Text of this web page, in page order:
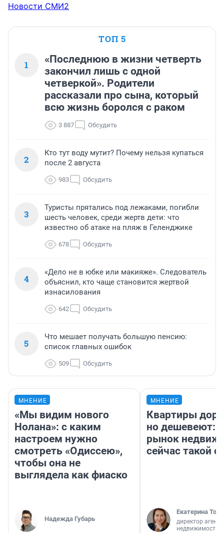
Новости СМИ2
ТОП 5
1
«Последнюю в жизни четверть
закончил лишь с одной
четверкой». Родители
рассказали про сына, который
всю жизнь боролся с раком
3 887 Обсудить
2
Кто тут воду мутит? Почему нельзя купаться
после 2 августа
983 Обсудить
3
Туристы прятались под лежаками, погибли
шесть человек, среди жертв дети: что
известно об атаке на пляж в Геленджике
678 Обсудить
4
«Дело не в юбке или макияже». Следователь
объяснил, кто чаще становится жертвой
изнасилования
642 Обсудить
5
Что мешает получать большую пенсию:
список главных ошибок
509 Обсудить
МНЕНИЕ
«Мы видим нового
Нолана»: с каким
настроем нужно
смотреть «Одиссею»,
чтобы она не
выглядела как фиаско
Надежда Губарь
МНЕНИЕ
Квартиры
но дешевеют:
рынок
сейчас такой
Екатерина
директор
недвижимости